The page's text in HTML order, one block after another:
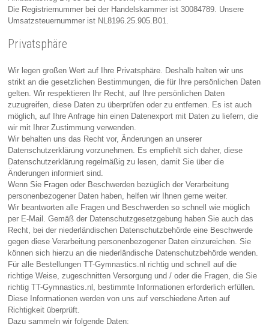
Die Registriernummer bei der Handelskammer ist 30084789. Unsere
Umsatzsteuernummer ist NL8196.25.905.B01.
Privatsphäre
Wir legen großen Wert auf Ihre Privatsphäre. Deshalb halten wir uns
strikt an die gesetzlichen Bestimmungen, die für Ihre persönlichen Daten
gelten. Wir respektieren Ihr Recht, auf Ihre persönlichen Daten
zuzugreifen, diese Daten zu überprüfen oder zu entfernen. Es ist auch
möglich, auf Ihre Anfrage hin einen Datenexport mit Daten zu liefern, die
wir mit Ihrer Zustimmung verwenden.
Wir behalten uns das Recht vor, Änderungen an unserer
Datenschutzerklärung vorzunehmen. Es empfiehlt sich daher, diese
Datenschutzerklärung regelmäßig zu lesen, damit Sie über die
Änderungen informiert sind.
Wenn Sie Fragen oder Beschwerden bezüglich der Verarbeitung
personenbezogener Daten haben, helfen wir Ihnen gerne weiter.
Wir beantworten alle Fragen und Beschwerden so schnell wie möglich
per E-Mail. Gemäß der Datenschutzgesetzgebung haben Sie auch das
Recht, bei der niederländischen Datenschutzbehörde eine Beschwerde
gegen diese Verarbeitung personenbezogener Daten einzureichen. Sie
können sich hierzu an die niederländische Datenschutzbehörde wenden.
Für alle Bestellungen TT-Gymnastics.nl richtig und schnell auf die
richtige Weise, zugeschnitten Versorgung und / oder die Fragen, die Sie
richtig TT-Gymnastics.nl, bestimmte Informationen erforderlich erfüllen.
Diese Informationen werden von uns auf verschiedene Arten auf
Richtigkeit überprüft.
Dazu sammeln wir folgende Daten: